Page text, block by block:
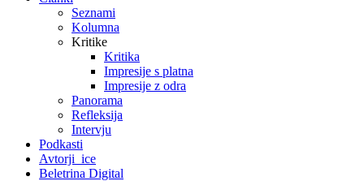
Seznami
Kolumna
Kritike
Kritika
Impresije s platna
Impresije z odra
Panorama
Refleksija
Intervju
Podkasti
Avtorji_ice
Beletrina Digital